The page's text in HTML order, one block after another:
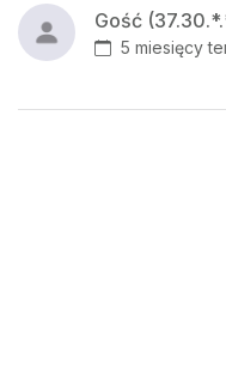
Gość
5 miesięcy